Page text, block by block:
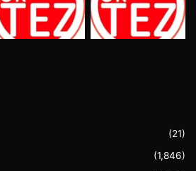
(21)
(1,846)